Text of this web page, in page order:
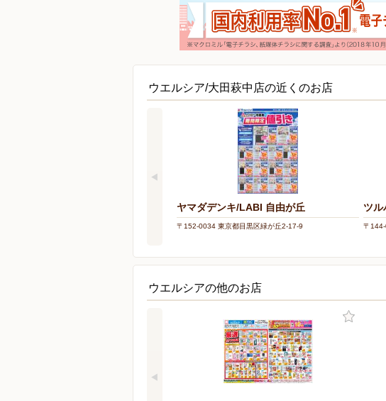
ウエルシア/大田萩中店の近くのお店
ヤマダデンキ/LABI 自由が丘
〒152-0034 東京都目黒区緑が丘2-17-9
ツル
〒
ウエルシアの他のお店